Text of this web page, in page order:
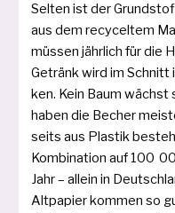
Selten ist der
aus dem recy­cel­tem
müs­sen jähr­lich für die
Getränk wird im
ken. Kein Baum wächst
haben die Becher
seits aus Plastik
Kombination auf 100
Jahr – allein in
Altpapier kom­men so